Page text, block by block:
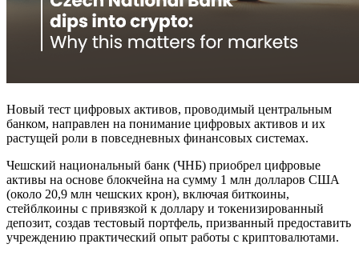
Новый тест цифровых активов, проводимый центральным
банком, направлен на понимание цифровых активов и их
растущей роли в повседневных финансовых системах.
Чешский национальный банк (ЧНБ) приобрел цифровые
активы на основе блокчейна на сумму 1 млн долларов США
(около 20,9 млн чешских крон), включая биткоины,
стейблкоины с привязкой к доллару и токенизированный
депозит, создав тестовый портфель, призванный предоставить
учреждению практический опыт работы с криптовалютами.